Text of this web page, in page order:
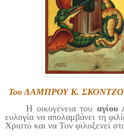
Του ΛΑΜΠΡΟΥ Κ. ΣΚΟΝΤΖΟΥ,
Η οικογένεια του αγίου
ευλογία να απολαμβάνει τη
Χριστό και να Τον φιλοξενεί